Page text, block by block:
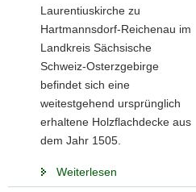
t
Laurentiuskirche zu
Hartmannsdorf-Reichenau im
Landkreis Sächsische
Schweiz-Osterzgebirge
befindet sich eine
weitestgehend ursprünglich
erhaltene Holzflachdecke aus
dem Jahr 1505.
Weiterlesen